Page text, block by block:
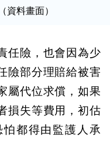
料畫面）
任險，也會因為少
險部分理賠給被害
屬代位求償，如果
損失等費用，初估
都得由監護人承